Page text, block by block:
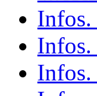
Infos.
Infos.
Infos.